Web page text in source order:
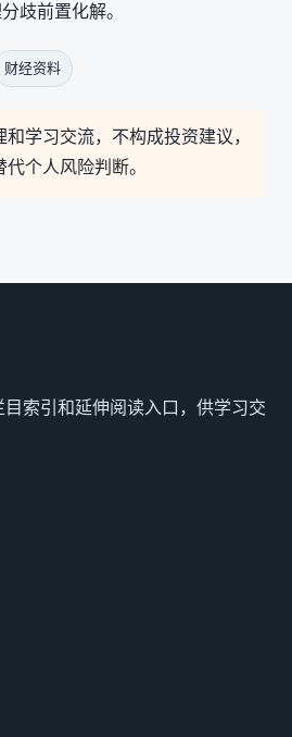
歧前置化解。
财经资料
学习交流，不构成投资建议，
个人风险判断。
索引和延伸阅读入口，供学习交